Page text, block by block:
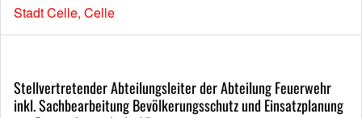
Stadt Celle, Celle
Stellvertretender Abteilungsleiter der Abteilung Feuerwehr
inkl. Sachbearbeitung Bevölkerungsschutz und Einsatzplanung